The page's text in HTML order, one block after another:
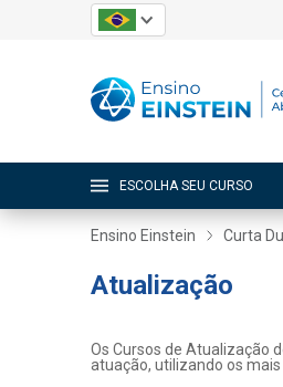
ESCOLHA SEU CURSO
Ensino Einstein Curta
Atualização
Os Cursos de Atualização
atuação, utilizando os